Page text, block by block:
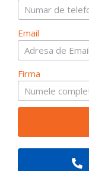
Email
Firma